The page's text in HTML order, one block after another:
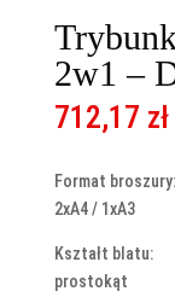
2w1 –
712,17 zł
Format broszury:
2xA4 / 1xA3
Kształt blatu:
prostokąt